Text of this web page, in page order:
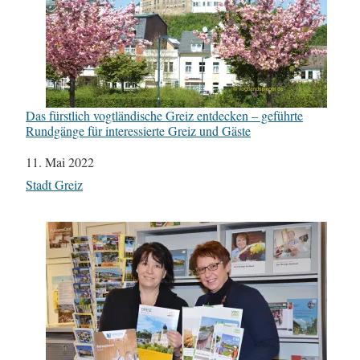
Das fürstlich vogtländische Greiz entdecken – geführte
Rundgänge für interessierte Greiz und Gäste
Datum
11. Mai 2022
In Bezug auf
Stadt Greiz